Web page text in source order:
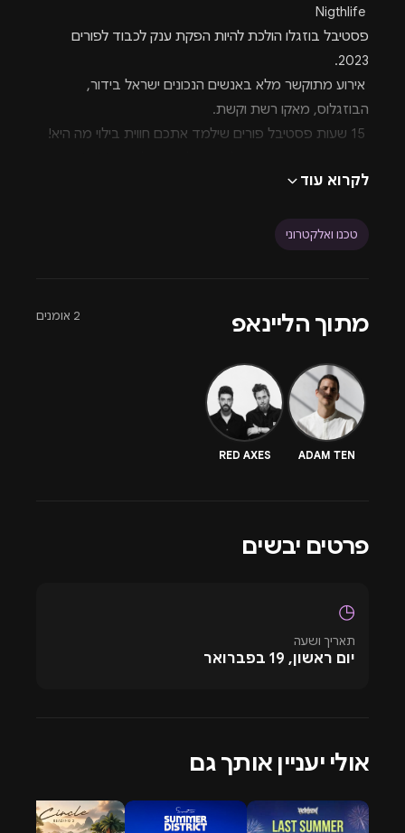
פסטיבל בוזגלו הולכת להיות הפקת ענק לכבוד לפורים
2023.
אירוע מתוקשר מלא באנשים הנכונים ישראל בידור,
הבוזגלוס, מאקו רשת וקשת.
על הפרק - מראה מרהיב שימלא אתכם ברגשות שגם
פנומנלית, רצועת דשא ירקרקה על רצועת חוף מדהימה.
LineUP -
לקרוא עוד
טכנו ואלקטרוני
מתוך הליינאפ 2 אומנים
ADAM TEN
RED AXES
פרטים יבשים
◷
תאריך ושעה
יום ראשון, 19 בפברואר
אולי יעניין אותך גם